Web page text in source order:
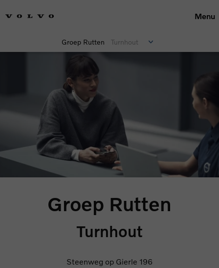
Menu
Groep Rutten Turnhout
Groep Rutten
Turnhout
Steenweg op Gierle 196